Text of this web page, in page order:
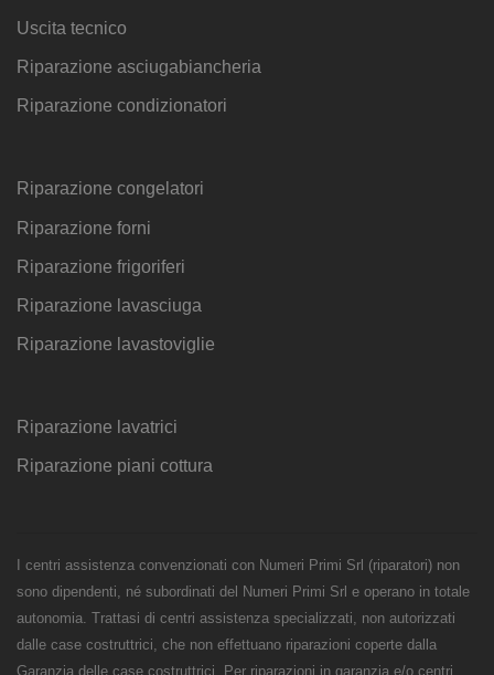
Uscita tecnico
Riparazione asciugabiancheria
Riparazione condizionatori
Riparazione congelatori
Riparazione forni
Riparazione frigoriferi
Riparazione lavasciuga
Riparazione lavastoviglie
Riparazione lavatrici
Riparazione piani cottura
I centri assistenza convenzionati con Numeri Primi Srl (riparatori) non
sono dipendenti, né subordinati del Numeri Primi Srl e operano in totale
autonomia. Trattasi di centri assistenza specializzati, non autorizzati
dalle case costruttrici, che non effettuano riparazioni coperte dalla
Garanzia delle case costruttrici. Per riparazioni in garanzia e/o centri